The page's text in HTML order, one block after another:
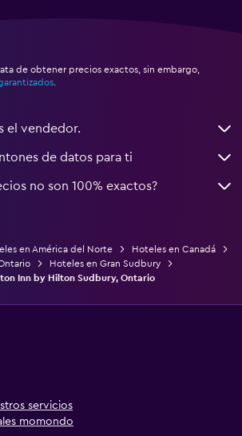
de obtener precios exactos, sin embargo,
el vendedor.
de datos para ti
no son 100% exactos?
en América del Norte
Hoteles en Canadá
Hoteles en Gran Sudbury
Inn by Hilton Sudbury, Ontario
servicios
momondo